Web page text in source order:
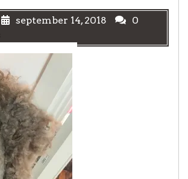
september 14, 2018
0